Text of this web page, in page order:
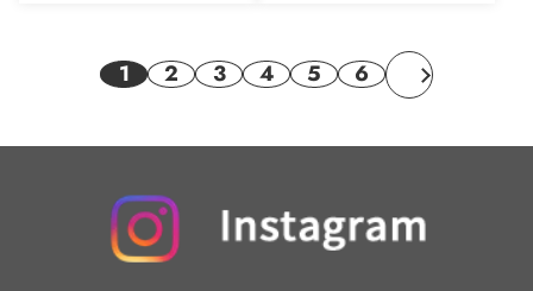
1 2 3 4 5 6